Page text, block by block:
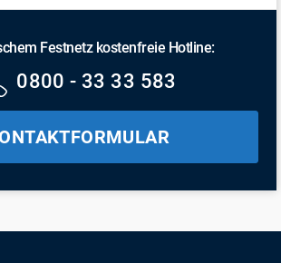
Festnetz kostenfreie Hotline:
0800 - 33 33 583